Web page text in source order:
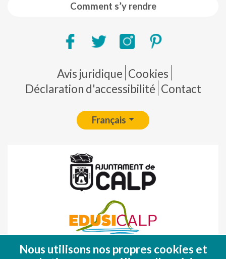
Comment s’y rendre
Pie de página
Avis juridique Cookies
Déclaration d'accessibilité Contact
Français
Fondo Europeo de Desarrollo Regional
Nous utilisons nos propres cookies et